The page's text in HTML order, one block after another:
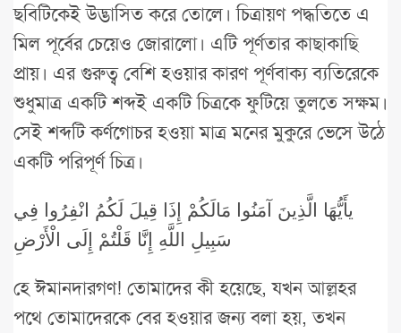
ছবিটিকেই উদ্ভাসিত করে তোলে। চিত্রায়ণ পদ্ধতিতে এ
মিল পূর্বের চেয়েও জোরালো। এটি পূর্ণতার কাছাকাছি
প্রায়। এর গুরুত্ব বেশি হওয়ার কারণ পূর্ণবাক্য ব্যতিরেকে
শুধুমাত্র একটি শব্দই একটি চিত্রকে ফুটিয়ে তুলতে সক্ষম।
সেই শব্দটি কর্ণগোচর হওয়া মাত্র মনের মুকুরে ভেসে উঠে
একটি পরিপূর্ণ চিত্র।
يأَيُّهَا الَّذِينَ آمَنُوا مَالَكُمْ إِذَا قِيلَ لَكُمُ انْفِرُوا فِي
سَبِيلِ اللَّهِ إِنَّا قَلْتُمْ إِلَى الْأَرْضِ
হে ঈমানদারগণ! তোমাদের কী হয়েছে, যখন আল্লহর
পথে তোমাদেরকে বের হওয়ার জন্য বলা হয়, তখন